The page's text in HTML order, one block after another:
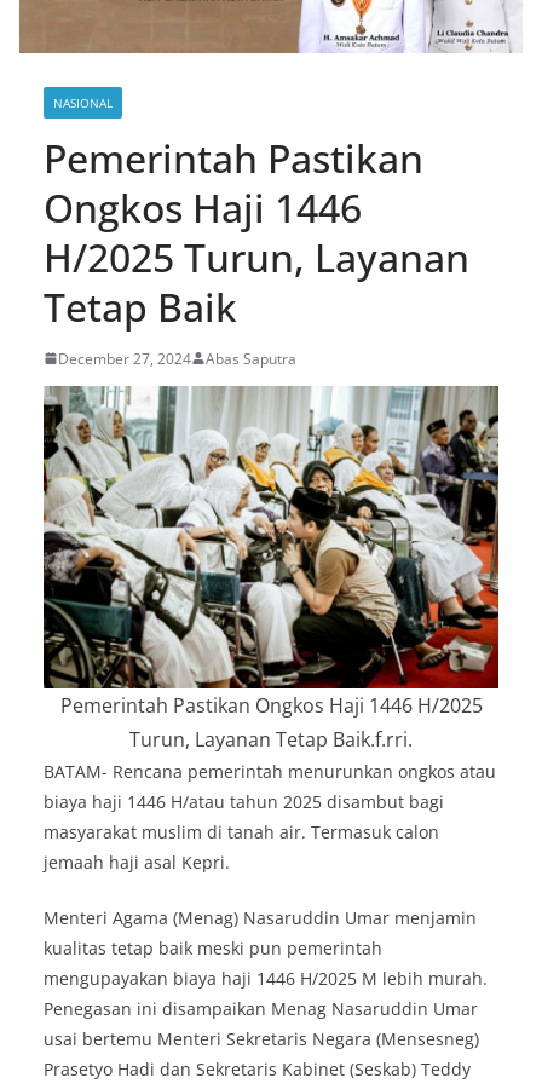
NASIONAL
Pemerintah Pastikan
Ongkos Haji 1446
H/2025 Turun, Layanan
Tetap Baik
December 27, 2024 Abas Saputra
Pemerintah Pastikan Ongkos Haji 1446 H/2025
Turun, Layanan Tetap Baik.f.rri.
BATAM- Rencana pemerintah menurunkan ongkos atau
biaya haji 1446 H/atau tahun 2025 disambut bagi
masyarakat muslim di tanah air. Termasuk calon
jemaah haji asal Kepri.
Menteri Agama (Menag) Nasaruddin Umar menjamin
kualitas tetap baik meski pun pemerintah
mengupayakan biaya haji 1446 H/2025 M lebih murah.
Penegasan ini disampaikan Menag Nasaruddin Umar
usai bertemu Menteri Sekretaris Negara (Mensesneg)
Prasetyo Hadi dan Sekretaris Kabinet (Seskab) Teddy